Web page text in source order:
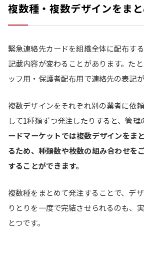
複数種・複数デザインをま
緊急連絡先カードを組織全体に配布す
記載内容が変わることがあります。た
ッフ用・保護者配布用で連絡先の表記
複数デザインをそれぞれ別の業者に依
して1種類ずつ発注したりすると、管理
ードマーケットでは複数デザインをま
るため、種類数や枚数の組み合わせを
することができます。
複数種をまとめて発注することで、デ
りとりを一度で完結させられるのも、
とつです。